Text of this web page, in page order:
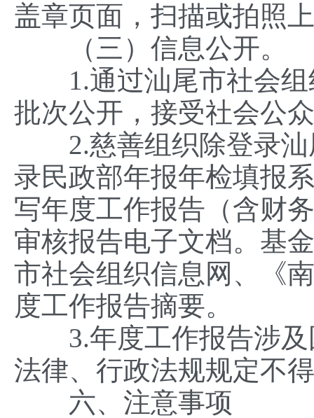
盖章页面，扫描或拍照
（三）信息公开。
1.通过汕尾市社会组
批次公开，接受社会公
2.慈善组织除登录汕
录民政部年报年检填报
写年度工作报告（含财
审核报告电子文档。基
市社会组织信息网、《
度工作报告摘要。
3.年度工作报告涉及
法律、行政法规规定不
六、注意事项